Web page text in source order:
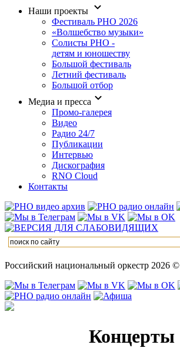
Наши проекты
Фестиваль РНО 2026
«Волшебство музыки»
Солисты РНО -
детям и юношеству
Большой фестиваль
Летний фестиваль
Большой отбор
Медиа и пресса
Промо-галерея
Видео
Радио 24/7
Публикации
Интервью
Дискография
RNO Cloud
Контакты
Российский национальный оркестр 2026 ©
Концерты